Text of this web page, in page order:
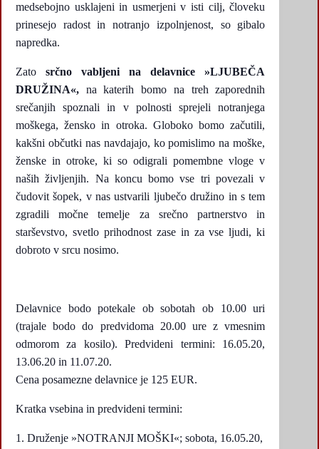
medsebojno usklajeni in usmerjeni v isti cilj, človeku
prinesejo radost in notranjo izpolnjenost, so gibalo
napredka.
Zato srčno vabljeni na delavnice »LJUBEČA
DRUŽINA«, na katerih bomo na treh zaporednih
srečanjih spoznali in v polnosti sprejeli notranjega
moškega, žensko in otroka. Globoko bomo začutili,
kakšni občutki nas navdajajo, ko pomislimo na moške,
ženske in otroke, ki so odigrali pomembne vloge v
naših življenjih. Na koncu bomo vse tri povezali v
čudovit šopek, v nas ustvarili ljubečo družino in s tem
zgradili močne temelje za srečno partnerstvo in
starševstvo, svetlo prihodnost zase in za vse ljudi, ki
dobroto v srcu nosimo.
Delavnice bodo potekale ob sobotah ob 10.00 uri
(trajale bodo do predvidoma 20.00 ure z vmesnim
odmorom za kosilo). Predvideni termini: 16.05.20,
13.06.20 in 11.07.20.
Cena posamezne delavnice je 125 EUR.
Kratka vsebina in predvideni termini:
Druženje »NOTRANJI MOŠKI«; sobota, 16.05.20,